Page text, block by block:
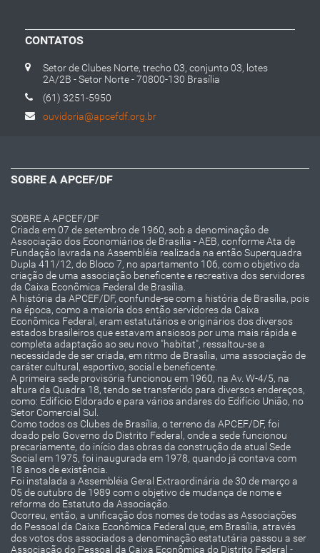
CONTATOS
Setor de Clubes Norte, trecho 03, conjunto 03, lotes
2A/2B - Setor Norte - 70800-130 Brasília
(61) 3251-5950
ouvidoria@apcefdf.org.br
SOBRE A APCEF/DF
SOBRE A APCEF/DF
Criada em 07 de setembro de 1960, sob a denominação de
Associação dos Economiários de Brasília - AEB, conforme Ata de
Fundação lavrada na Assembléia realizada na então Superquadra
Dupla 411/12, do Bloco 7, no apartamento 106, com o objetivo da
criação de uma associação beneficente e recreativa dos servidores
da Caixa Econômica Federal de Brasília.
A história da APCEF/DF, confunde-se com a história de Brasília, pois
na época, como a maioria dos então servidores da Caixa
Econômica Federal, eram estatutários e originários dos diversos
estados brasileiros que estavam ansiosos por uma mais rápida e
completa adaptação ao seu novo "habitat", ressaltou-se a
necessidade de ser criada, em ritmo de Brasília, uma associação de
caráter cultural, esportivo, social e beneficente.
A primeira sede provisória funcionou em 1960, na Av. W-4/5, na
altura da Quadra 18, tendo se transferido para diversos endereços,
como: Edifício Eldorado e para vários andares do Edifício União, no
Setor Comercial Sul.
Como todos os Clubes de Brasília, o terreno da APCEF/DF, foi
doado pelo Governo do Distrito Federal, onde a sede funcionou
precariamente, do início das obras da construção da atual Sede
Social em 1975, foi inaugurada em 1978, quando já contava com
18 anos de existência.
Foi instalada a Assembléia Geral Extraordinária de 30 de março a
05 de outubro de 1989 com o objetivo de mudança de nome e
reforma do Estatuto da Associação.
Ocorreu, então, a unificação dos nomes de todas as Associações
do Pessoal da Caixa Econômica Federal que, em Brasília, através
dos votos dos associados a denominação estatutária passou a ser
Associação do Pessoal da Caixa Econômica do Distrito Federal -